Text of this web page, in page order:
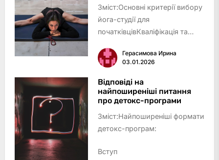
тенденція до …
Зміст:Основні критерії вибору
йога-студії для
початківцівКваліфікація та
йога-занять та стилі
практикиАтмосфера студії та
зручностіРозташування та
розклад занятьПрозорість цін
та додатк…
Герасимова Ирина
03.01.2026
Відповіді на
найпоширеніші питання
про детокс-програми
Зміст:Найпоширеніші формати
детокс-програм:
Вступ